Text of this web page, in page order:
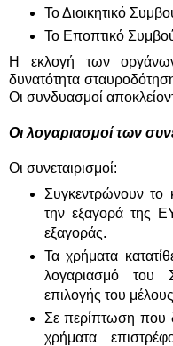
Το Διοικητικό
Το Εποπτικό
Η εκλογή των οργάνων
δυνατότητα
Οι συνδυασμοί
Οι λογαριασμοί των
Οι συνεταιρισμοί:
Συγκεντρώνουν το
την εξαγορά της
εξαγοράς.
Τα χρήματα
λογαριασμό του
επιλογής του
Σε περίπτωση που
χρήματα